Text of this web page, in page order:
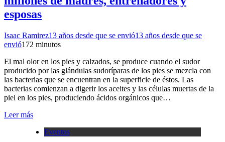
esposas
Isaac Ramirez13 años desde que se envió13 años desde que se
envió172 minutos
El mal olor en los pies y calzados, se produce cuando el sudor
producido por las glándulas sudoríparas de los pies se mezcla con
las bacterias que se encuentran en la superficie de éstos. Las
bacterias comienzan a digerir los aceites y las células muertas de la
piel en los pies, produciendo ácidos orgánicos que…
Leer más
Eventos